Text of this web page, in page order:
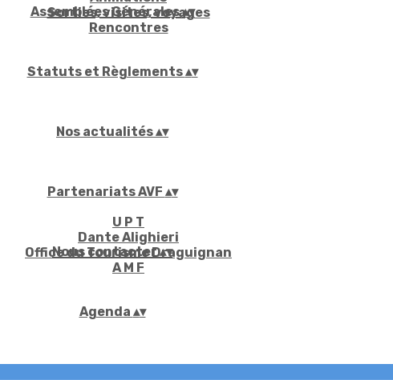
Sorties, visites, voyages
Rencontres
Assemblées Générales▴▾
Statuts et Règlements▴▾
Nos actualités▴▾
Partenariats AVF ▴▾
U P T
Dante Alighieri
Office du Tourisme Draguignan
A M F
Nous contacter▴▾
Agenda ▴▾